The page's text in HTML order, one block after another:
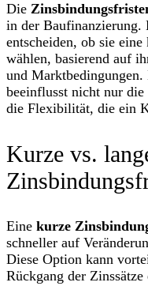
Die
in der Baufinanzierung.
entscheiden, ob sie eine
wählen, basierend auf
und
beeinflusst nicht nur
die Flexibilität, die ein
Kurze vs.
Eine kurze
schneller auf
Diese Option kann
Rückgang der